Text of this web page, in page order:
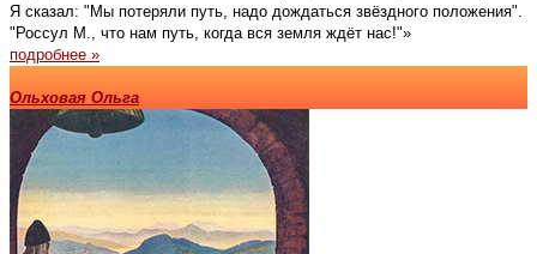
Я сказал: "Мы потеряли путь, надо дождаться звёздного положения".
"Россул М., что нам путь, когда вся земля ждёт нас!"»
подробнее »
Ольховая Ольга